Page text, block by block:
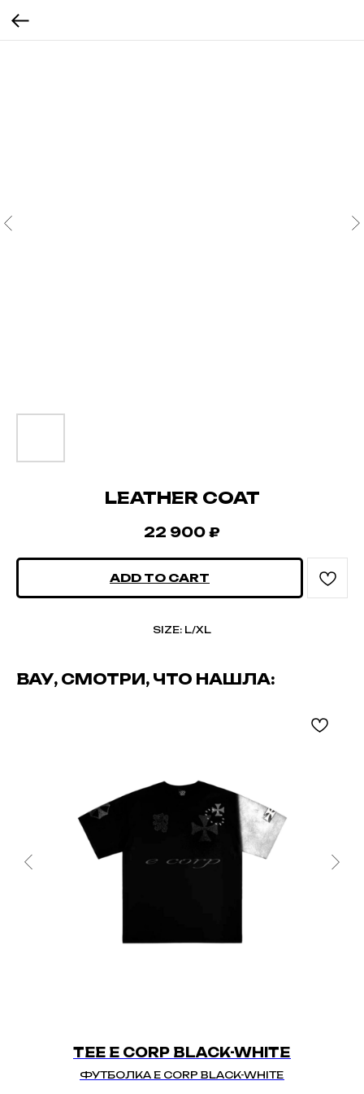
LEATHER COAT
22 900 ₽
ADD TO CART
SIZE: L/XL
ВАУ, СМОТРИ, ЧТО НАШЛА:
TEE E CORP BLACK-WHITE
ФУТБОЛКА E CORP BLACK-WHITE